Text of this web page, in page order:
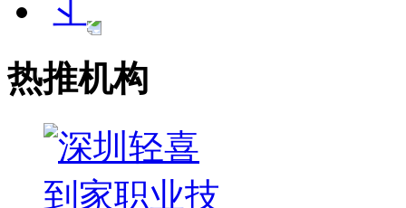
热推机构